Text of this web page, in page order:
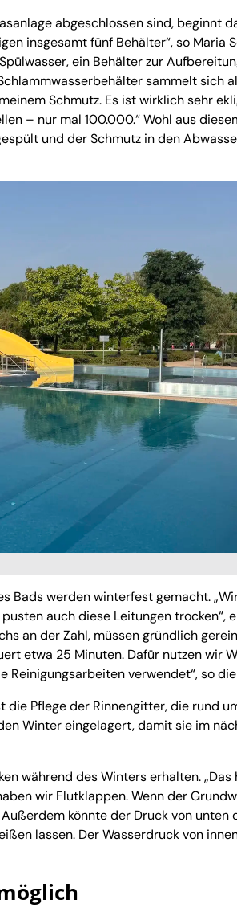
abgeschlossen sind, beginnt
insgesamt fünf Behälter“, so Maria
ein Behälter zur
sammelt sich
Schmutz. Es ist wirklich sehr
– nur mal 100.000.“ Wohl aus
und der Schmutz in den
Bads werden winterfest gemacht.
auch diese Leitungen trocken“,
an der Zahl, müssen gründlich
etwa 25 Minuten. Dafür nutzen wir
Reinigungsarbeiten verwendet“, so
Pflege der Rinnengitter, die rund
Winter eingelagert, damit sie im
während des Winters erhalten. „Das
wir Flutklappen. Wenn der
könnte der Druck von unten
lassen. Der Wasserdruck von